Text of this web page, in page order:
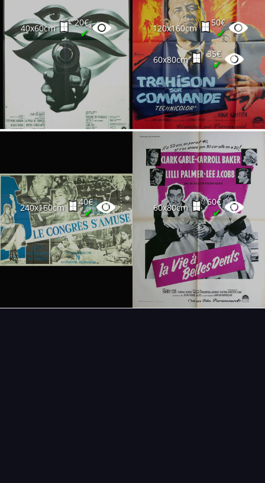
40x60cm
20€
✔ 120x160cm
50€
✔
60x80cm
35€
✔
240x160cm
40€
✔ 60x80cm
60€
✔